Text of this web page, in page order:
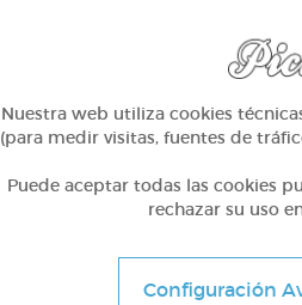
Verbos -er y hello kitty
Nuestra web utiliza cookies
(para medir visitas, fuentes de
Puede aceptar todas las cookies
rechazar su uso
Configuración